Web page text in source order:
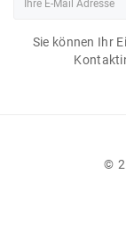
Sie können Ihr
©